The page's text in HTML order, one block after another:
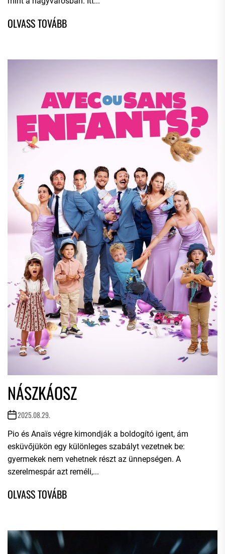
NÁSZKÁOSZ
2025.08.29.
Pio és Anaïs végre kimondják a boldogító igent, ám
esküvőjükön egy különleges szabályt vezetnek be:
gyermekek nem vehetnek részt az ünnepségen. A
szerelmespár azt reméli,...